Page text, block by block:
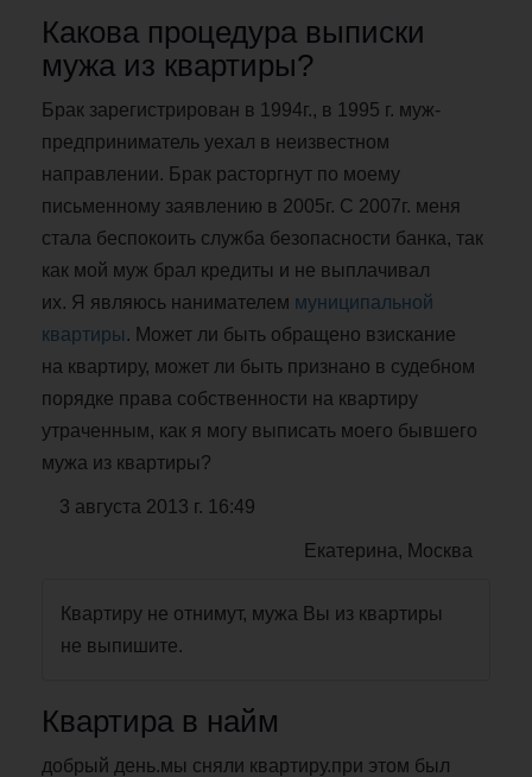
Какова процедура выписки
мужа из квартиры?
Брак зарегистрирован в 1994г., в 1995 г. муж-
предприниматель уехал в неизвестном
направлении. Брак расторгнут по моему
письменному заявлению в 2005г. С 2007г. меня
стала беспокоить служба безопасности банка, так
как мой муж брал кредиты и не выплачивал
их. Я являюсь нанимателем муниципальной
квартиры . Может ли быть обращено взискание
на квартиру, может ли быть признано в судебном
порядке права собственности на квартиру
утраченным, как я могу выписать моего бывшего
мужа из квартиры?
3 августа 2013 г. 16:49
Екатерина, Москва
Квартиру не отнимут, мужа Вы из квартиры
не выпишите.
Квартира в найм
добрый день.мы сняли квартиру.при этом был